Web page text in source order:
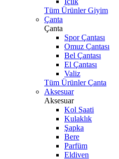
Tüm Ürünler Giyim
Çanta
Çanta
Spor Çantası
Omuz Çantası
Bel Çantası
El Çantası
Valiz
Tüm Ürünler Çanta
Aksesuar
Aksesuar
Kol Saati
Kulaklık
Şapka
Bere
Parfüm
Eldiven